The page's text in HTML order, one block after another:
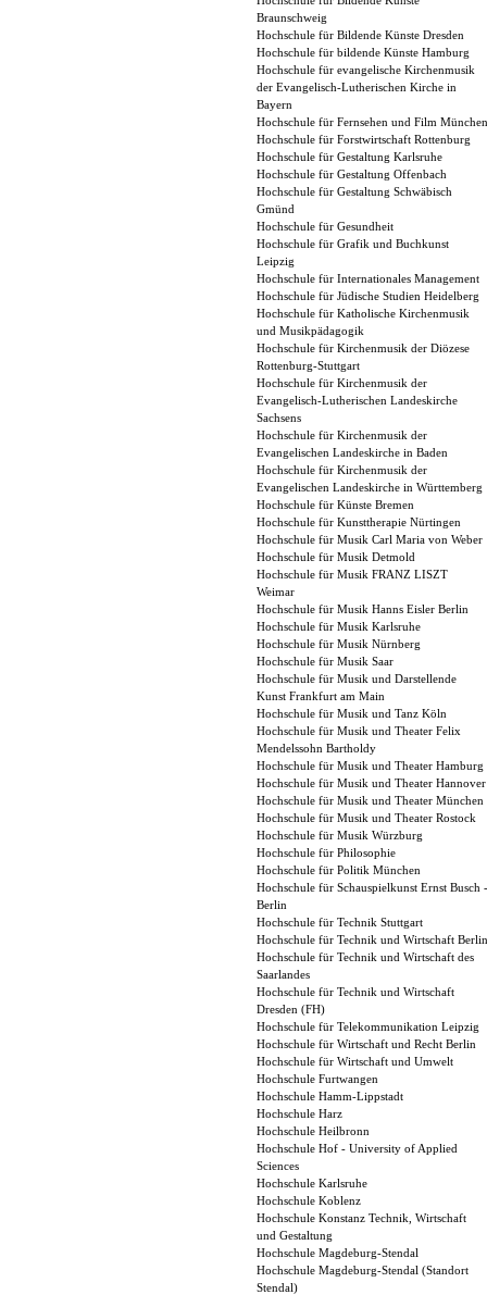
Braunschweig
Hochschule für Bildende Künste Dresden
Hochschule für bildende Künste Hamburg
Hochschule für evangelische Kirchenmusik
der Evangelisch-Lutherischen Kirche in
Bayern
Hochschule für Fernsehen und Film München
Hochschule für Forstwirtschaft Rottenburg
Hochschule für Gestaltung Karlsruhe
Hochschule für Gestaltung Offenbach
Hochschule für Gestaltung Schwäbisch
Gmünd
Hochschule für Gesundheit
Hochschule für Grafik und Buchkunst
Leipzig
Hochschule für Internationales Management
Hochschule für Jüdische Studien Heidelberg
Hochschule für Katholische Kirchenmusik
und Musikpädagogik
Hochschule für Kirchenmusik der Diözese
Rottenburg-Stuttgart
Hochschule für Kirchenmusik der
Evangelisch-Lutherischen Landeskirche
Sachsens
Hochschule für Kirchenmusik der
Evangelischen Landeskirche in Baden
Hochschule für Kirchenmusik der
Evangelischen Landeskirche in Württemberg
Hochschule für Künste Bremen
Hochschule für Kunsttherapie Nürtingen
Hochschule für Musik Carl Maria von Weber
Hochschule für Musik Detmold
Hochschule für Musik FRANZ LISZT
Weimar
Hochschule für Musik Hanns Eisler Berlin
Hochschule für Musik Karlsruhe
Hochschule für Musik Nürnberg
Hochschule für Musik Saar
Hochschule für Musik und Darstellende
Kunst Frankfurt am Main
Hochschule für Musik und Tanz Köln
Hochschule für Musik und Theater Felix
Mendelssohn Bartholdy
Hochschule für Musik und Theater Hamburg
Hochschule für Musik und Theater Hannover
Hochschule für Musik und Theater München
Hochschule für Musik und Theater Rostock
Hochschule für Musik Würzburg
Hochschule für Philosophie
Hochschule für Politik München
Hochschule für Schauspielkunst Ernst Busch -
Berlin
Hochschule für Technik Stuttgart
Hochschule für Technik und Wirtschaft Berlin
Hochschule für Technik und Wirtschaft des
Saarlandes
Hochschule für Technik und Wirtschaft
Dresden (FH)
Hochschule für Telekommunikation Leipzig
Hochschule für Wirtschaft und Recht Berlin
Hochschule für Wirtschaft und Umwelt
Hochschule Furtwangen
Hochschule Hamm-Lippstadt
Hochschule Harz
Hochschule Heilbronn
Hochschule Hof - University of Applied
Sciences
Hochschule Karlsruhe
Hochschule Koblenz
Hochschule Konstanz Technik, Wirtschaft
und Gestaltung
Hochschule Magdeburg-Stendal
Hochschule Magdeburg-Stendal (Standort
Stendal)